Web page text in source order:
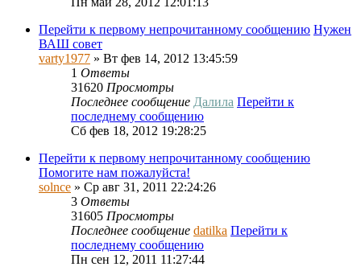
Перейти к первому непрочитанному сообщению Нужен
ВАШ совет
varty1977 » Вт фев 14, 2012 13:45:59
1 Ответы
31620 Просмотры
Последнее сообщение Далила Перейти к
последнему сообщению
Сб фев 18, 2012 19:28:25
Перейти к первому непрочитанному сообщению
Помогите нам пожалуйста!
solnce » Ср авг 31, 2011 22:24:26
3 Ответы
31605 Просмотры
Последнее сообщение datilka Перейти к
последнему сообщению
Пн сен 12, 2011 11:27:44